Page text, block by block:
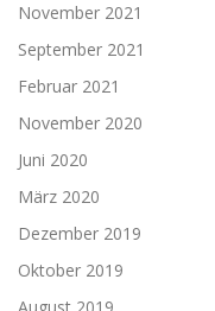
November 2021
September 2021
Februar 2021
November 2020
Juni 2020
März 2020
Dezember 2019
Oktober 2019